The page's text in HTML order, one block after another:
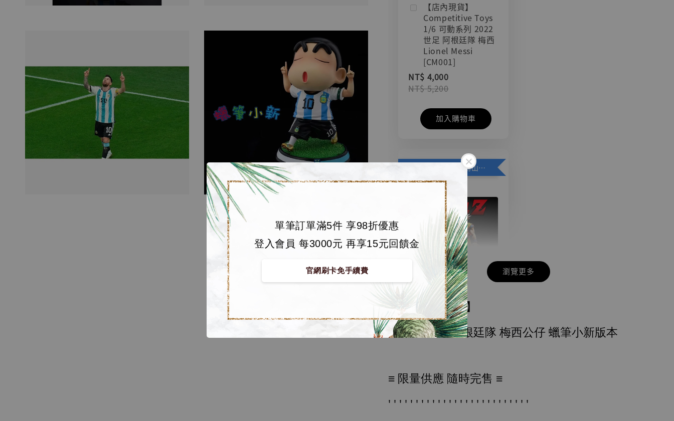
單筆訂單滿5件 享98折優惠
登入會員 每3000元 再享15元回饋金
官網刷卡免手續費
【店內現貨】
Competitive Toys
1/6 可動系列 2022
世足 阿根廷隊 梅西
Lionel Messi
[CM001]
NT$ 4,000
NT$ 5,200
加入購物車
加購優惠【悟空 鳥山明紀念款 [奇蹟工作室]】
【店內現貨】七龍珠
系列蒐藏雕像 悟空
鳥山明紀念款 [奇蹟
工作室]
瀏覽更多
【無人島玩具】
■ 2022世足 阿根廷隊 梅西公仔 蠟筆小新版本
≡ 限量供應 隨時完售 ≡
' ' ' ' ' ' ' ' ' ' ' ' ' ' ' ' ' ' ' ' ' ' ' ' ' '